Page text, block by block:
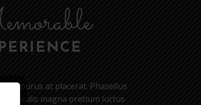
purus at placerat. Phasellus
iaculis magna pretium luctus